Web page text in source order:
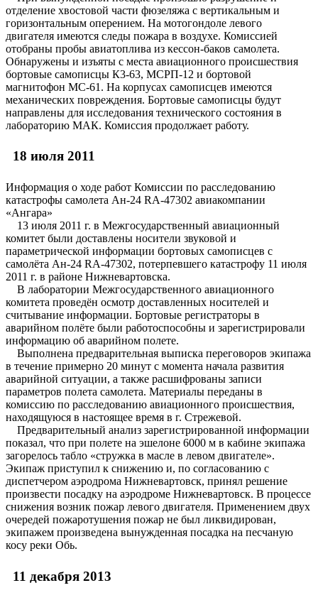
отделение хвостовой части фюзеляжа с вертикальным и
горизонтальным оперением. На мотогондоле левого
двигателя имеются следы пожара в воздухе. Комиссией
отобраны пробы авиатоплива из кессон-баков самолета.
Обнаружены и изъяты с места авиационного происшествия
бортовые самописцы К3-63, МСРП-12 и бортовой
магнитофон МС-61. На корпусах самописцев имеются
механических повреждения. Бортовые самописцы будут
направлены для исследования технического состояния в
лабораторию МАК. Комиссия продолжает работу.
18 июля 2011
Информация о ходе работ Комиссии по расследованию
катастрофы самолета Ан-24 RA-47302 авиакомпании
«Ангара»
13 июля 2011 г. в Межгосударственный авиационный
комитет были доставлены носители звуковой и
параметрической информации бортовых самописцев с
самолёта Ан-24 RA-47302, потерпевшего катастрофу 11 июля
2011 г. в районе Нижневартовска.
В лаборатории Межгосударственного авиационного
комитета проведён осмотр доставленных носителей и
считывание информации. Бортовые регистраторы в
аварийном полёте были работоспособны и зарегистрировали
информацию об аварийном полете.
Выполнена предварительная выписка переговоров экипажа
в течение примерно 20 минут с момента начала развития
аварийной ситуации, а также расшифрованы записи
параметров полета самолета. Материалы переданы в
комиссию по расследованию авиационного происшествия,
находящуюся в настоящее время в г. Стрежевой.
Предварительный анализ зарегистрированной информации
показал, что при полете на эшелоне 6000 м в кабине экипажа
загорелось табло «стружка в масле в левом двигателе».
Экипаж приступил к снижению и, по согласованию с
диспетчером аэродрома Нижневартовск, принял решение
произвести посадку на аэродроме Нижневартовск. В процессе
снижения возник пожар левого двигателя. Применением двух
очередей пожаротушения пожар не был ликвидирован,
экипажем произведена вынужденная посадка на песчаную
косу реки Обь.
11 декабря 2013